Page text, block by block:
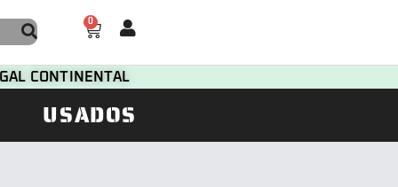
0
CONTINENTAL
USADOS